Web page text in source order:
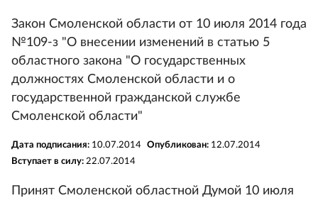
Закон Смоленской области от 10 июля 2014 года
№109-з "О внесении изменений в статью 5
областного закона "О государственных
должностях Смоленской области и о
государственной гражданской службе
Смоленской области"
Дата подписания: 10.07.2014 Опубликован: 12.07.2014
Вступает в силу: 22.07.2014
Принят Смоленской областной Думой 10 июля